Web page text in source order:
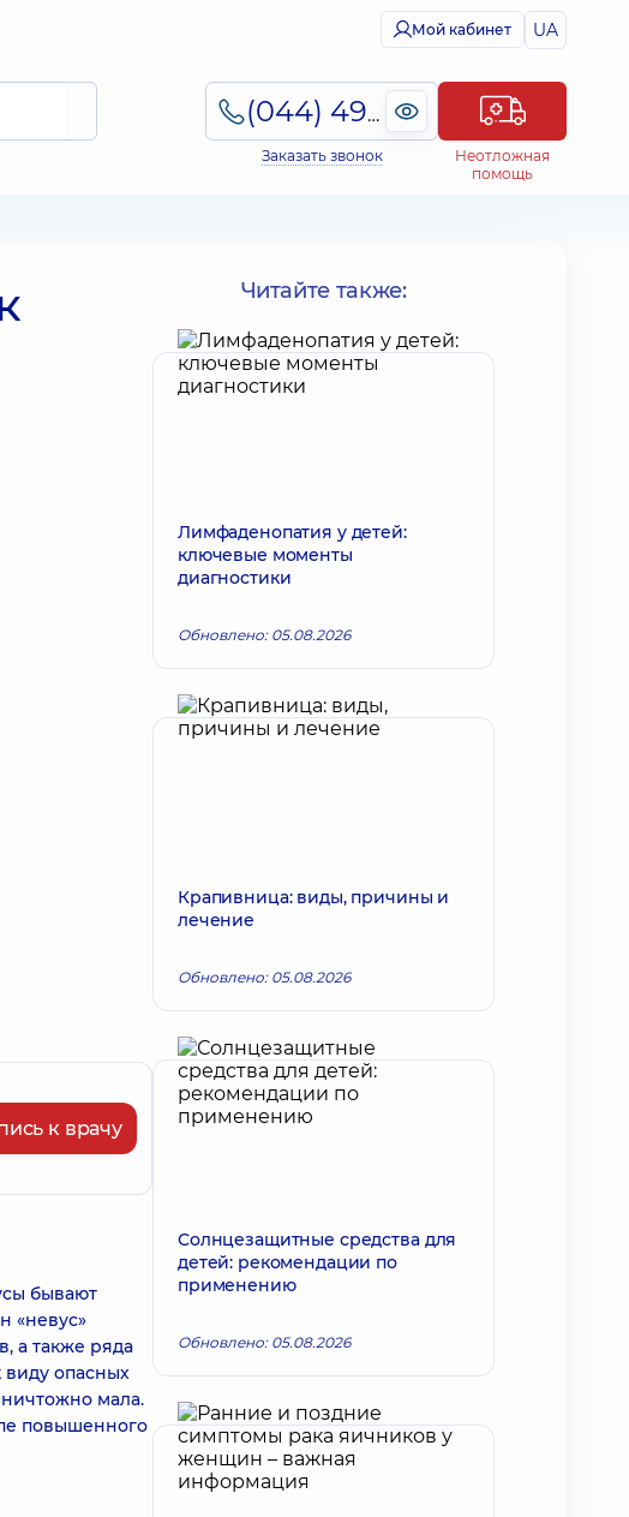
Мой кабинет UA
(044) 495-2-888
Заказать звонок
Неотложная
помощь
к врачу
бывают
«невус»
а также ряда
виду опасных
мала.
повышенного
Читайте также:
Лимфаденопатия у детей:
ключевые моменты
диагностики
Обновлено: 05.08.2026
Крапивница: виды, причины и
лечение
Обновлено: 05.08.2026
Солнцезащитные средства для
детей: рекомендации по
применению
Обновлено: 05.08.2026